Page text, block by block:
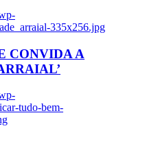
335x256.jpg
CONVIDA A
tudo-bem-